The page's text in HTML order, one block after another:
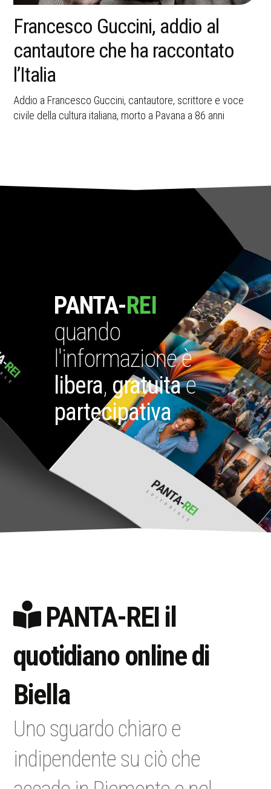
La memoria della strage di
Bologna resta una ferita aperta
nella storia italiana
A 45 anni dall’attentato del 2 agosto 1980, Bologna ricorda
le vittime e il valore civile della memoria
PANTA-REI
quando
l'informazione è
libera, gratuitae
partecipativa
PANTA-REI il
quotidiano online di
Biella
Uno sguardo chiaro e
indipendente su ciò che